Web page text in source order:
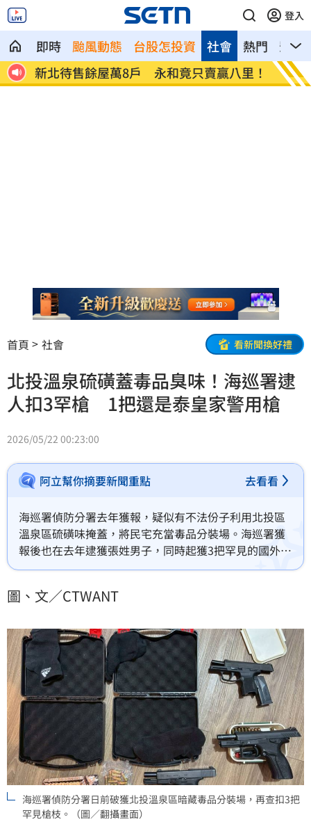
登入
即時 颱風動態 台股怎投資 熱門 影音
社會
新北待售餘屋萬8戶 永和竟只賣贏八里！ 為5
首頁 社會 看新聞換好禮
北投溫泉硫磺蓋毒品臭味！海巡署逮
人扣3罕槍 1把還是泰皇家警用槍
2026/05/22 00:23:00
阿立幫你摘要新聞重點 去看看
海巡署偵防分署去年獲報，疑似有不法份子利用北投區
溫泉區硫磺味掩蓋，將民宅充當毒品分裝場。海巡署獲
報後也在去年逮獲張姓男子，同時起獲3把罕見的國外制
式短槍與子彈33發，其中2把為軍警用槍，且槍身上有
圖、文／CTWANT
海巡署偵防分署日前破獲北投溫泉區暗藏毒品分裝場，再查扣3把
罕見槍枝。（圖／翻攝畫面）